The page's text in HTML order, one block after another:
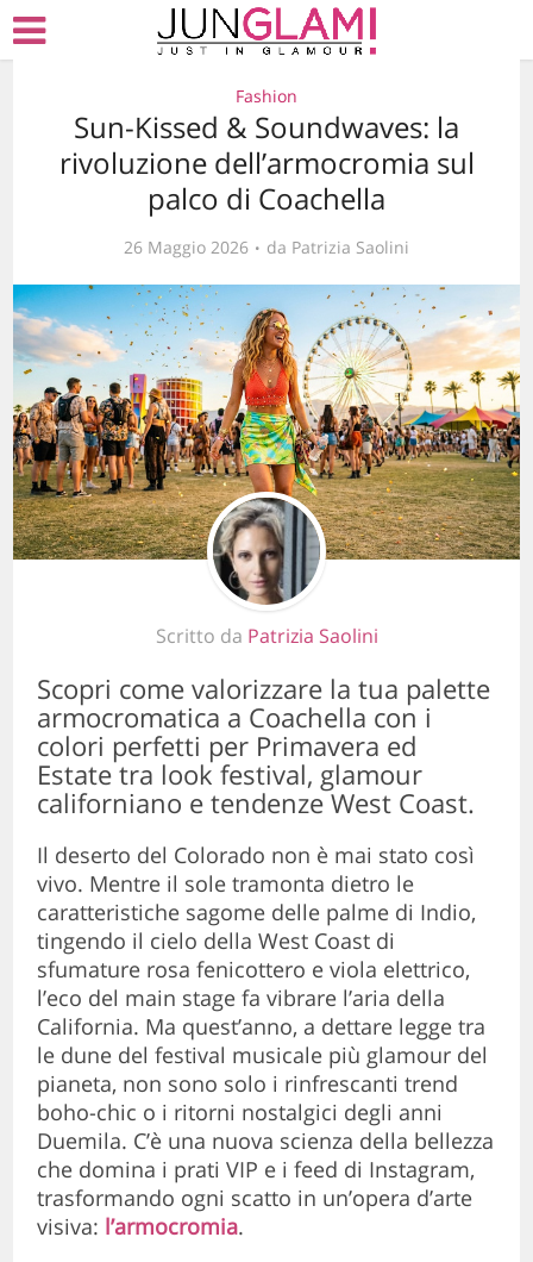
Fashion
Sun-Kissed & Soundwaves: la
rivoluzione dell’armocromia sul
palco di Coachella
26 Maggio 2026 da Patrizia Saolini
Scritto da Patrizia Saolini
Scopri come valorizzare la tua palette
armocromatica a Coachella con i
colori perfetti per Primavera ed
Estate tra look festival, glamour
californiano e tendenze West Coast.
Il deserto del Colorado non è mai stato così
vivo. Mentre il sole tramonta dietro le
caratteristiche sagome delle palme di Indio,
tingendo il cielo della West Coast di
sfumature rosa fenicottero e viola elettrico,
l’eco del main stage fa vibrare l’aria della
California. Ma quest’anno, a dettare legge tra
le dune del festival musicale più glamour del
pianeta, non sono solo i rinfrescanti trend
boho-chic o i ritorni nostalgici degli anni
Duemila. C’è una nuova scienza della bellezza
che domina i prati VIP e i feed di Instagram,
trasformando ogni scatto in un’opera d’arte
visiva: l’armocromia.